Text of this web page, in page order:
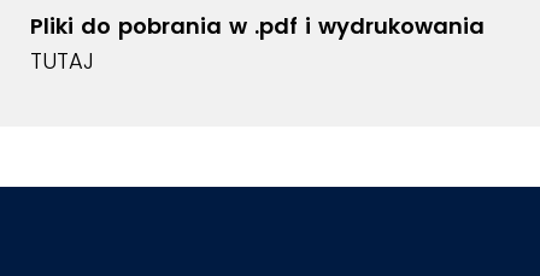
Pliki do pobrania w .pdf i wydrukowania
TUTAJ